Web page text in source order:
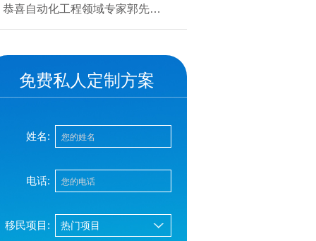
恭喜自动化工程领域专家郭先生
免费私人定制方案
姓名:
电话:
移民项目: